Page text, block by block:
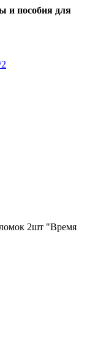
и пособия для
2шт "Время